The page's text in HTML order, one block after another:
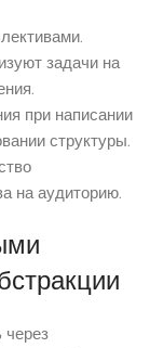
задачи на
при написании
структуры.
на аудиторию.
через